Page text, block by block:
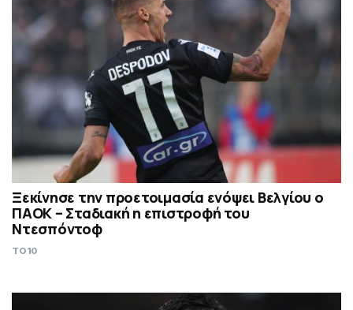
Ξεκίνησε την προετοιμασία ενόψει Βελγίου ο
ΠΑΟΚ – Σταδιακή η επιστροφή του
Ντεσπόντοφ
TO10